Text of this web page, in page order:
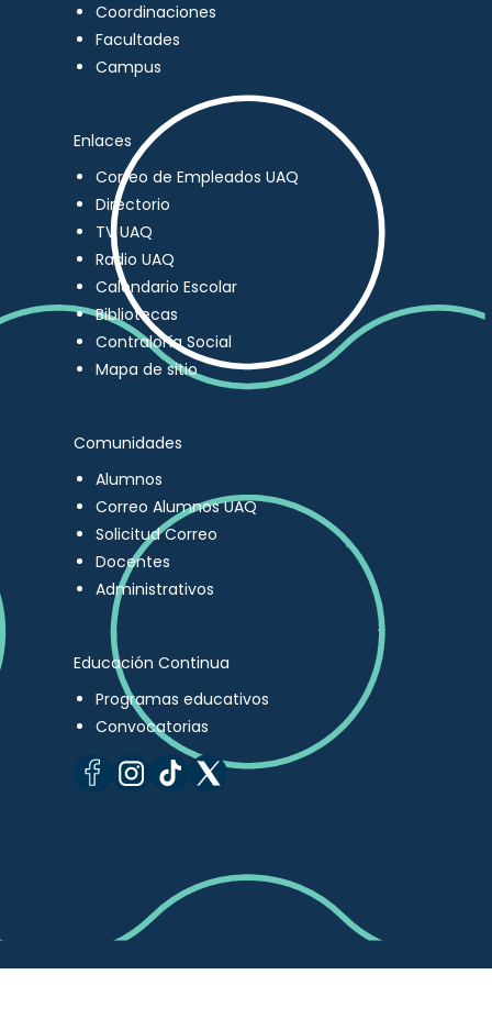
Coordinaciones
Facultades
Campus
Enlaces
Correo de Empleados UAQ
Directorio
TV UAQ
Radio UAQ
Calendario Escolar
Bibliotecas
Contraloría Social
Mapa de sitio
Comunidades
Alumnos
Correo Alumnos UAQ
Solicitud Correo
Docentes
Administrativos
Educación Continua
Programas educativos
Convocatorias